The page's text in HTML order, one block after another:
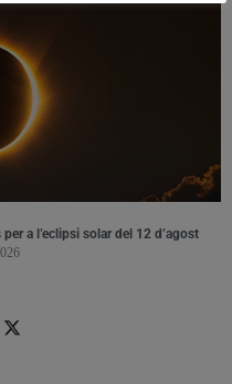
a l’eclipsi solar del 12 d’agost